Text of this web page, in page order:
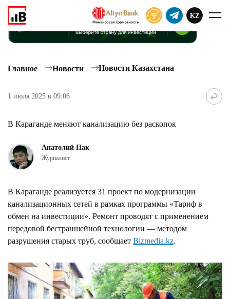
KZ
Главное Новости Новости Казахстана
1 июля 2025 в 09:06
В Караганде меняют канализацию без раскопок
Анатолий Пак
Журналист
В Караганде реализуется 31 проект по модернизации
канализационных сетей в рамках программы «Тариф в
обмен на инвестиции». Ремонт проводят с применением
передовой бестраншейной технологии — методом
разрушения старых труб, сообщает Bizmedia.kz.